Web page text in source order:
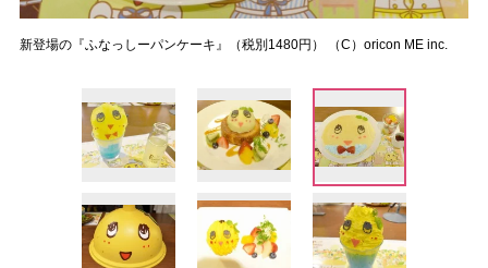
新登場の『ふなっしーパンケーキ』（税別1480円） （C）oricon ME inc.